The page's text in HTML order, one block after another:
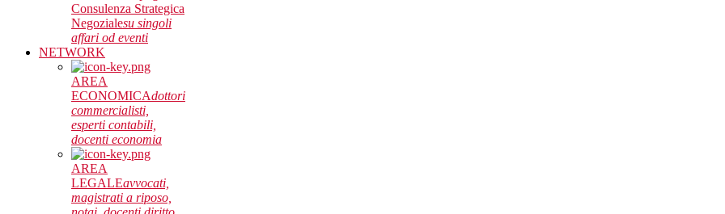
Consulenza Strategica
Negozialesu singoli
affari od eventi
NETWORK
AREA
ECONOMICAdottori
commercialisti,
esperti contabili,
docenti economia
AREA
LEGALEavvocati,
magistrati a riposo,